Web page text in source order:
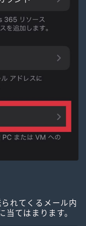
れてくるメール内
当てはまります。